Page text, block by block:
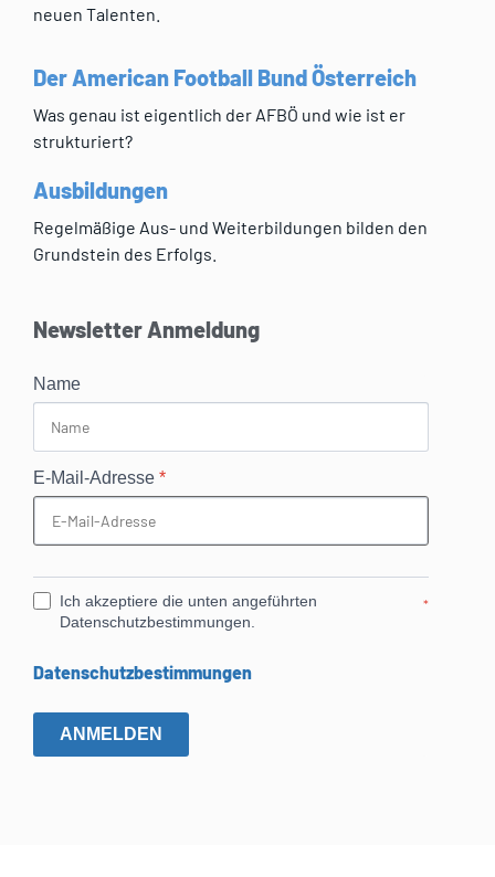
neuen Talenten.
Der American Football Bund Österreich
Was genau ist eigentlich der AFBÖ und wie ist er
strukturiert?
Ausbildungen
Regelmäßige Aus- und Weiterbildungen bilden den
Grundstein des Erfolgs.
Newsletter Anmeldung
Name
E-Mail-Adresse *
Ich akzeptiere die unten angeführten
Datenschutzbestimmungen.
*
Datenschutzbestimmungen
ANMELDEN